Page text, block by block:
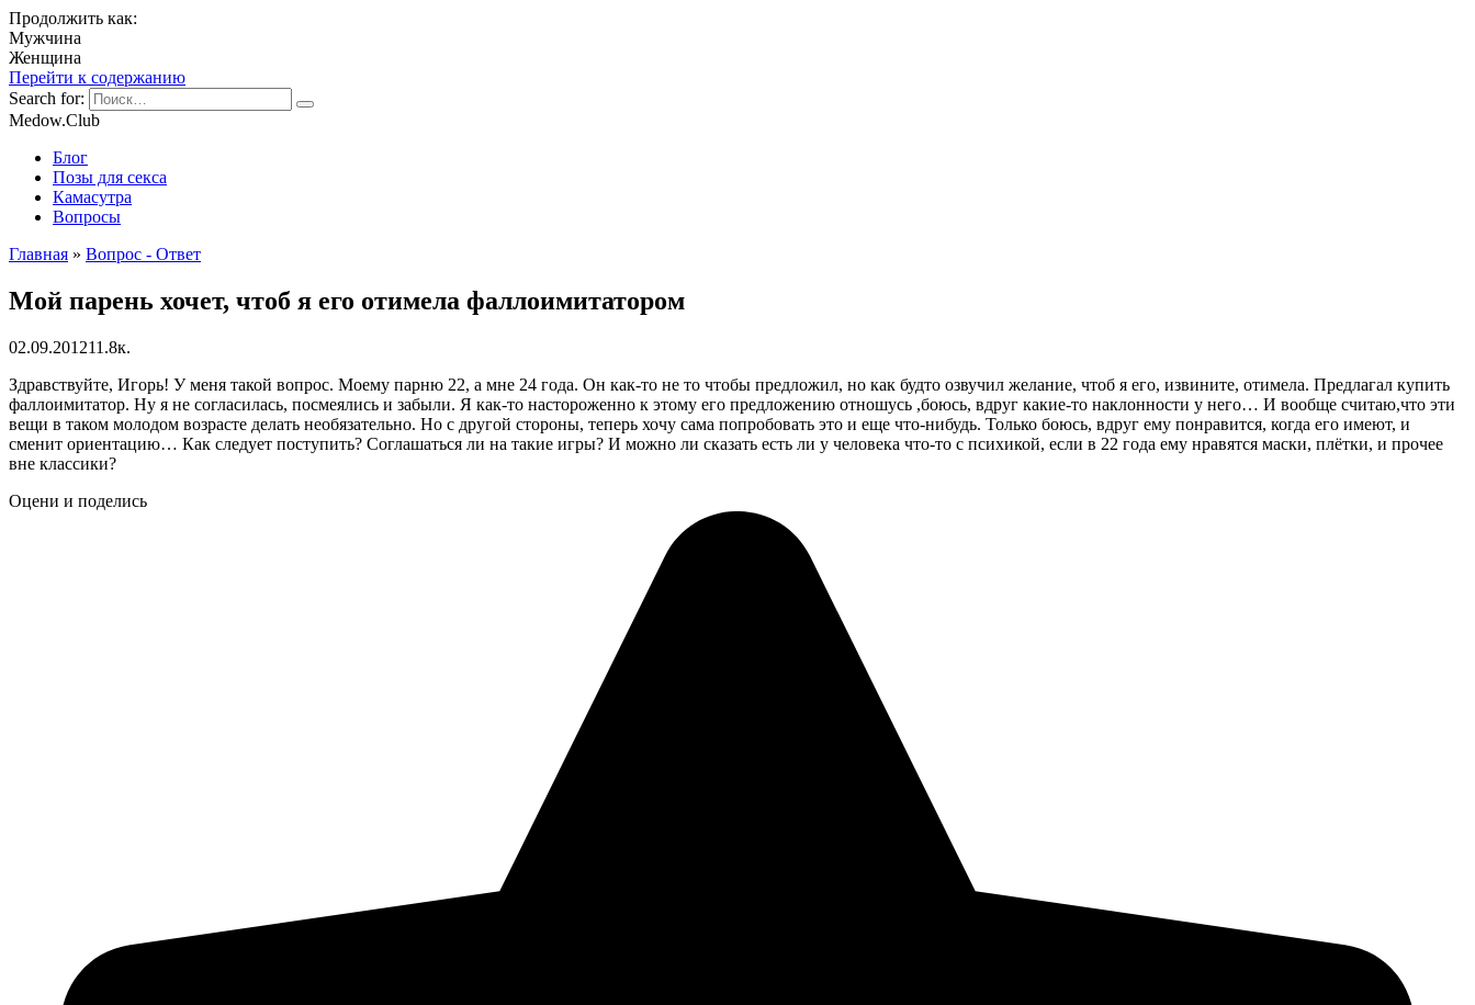
Продолжить как:
Мужчина
Женщина
Перейти к содержанию
Search for:
Medow.Club
Блог
Позы для секса
Камасутра
Вопросы
Главная » Вопрос - Ответ
Мой парень хочет, чтоб я его отимела фаллоимитатором
02.09.201211.8к.
Здравствуйте, Игорь! У меня такой вопрос. Моему парню 22, а мне 24 года. Он как-то не то чтобы предложил, но как будто озвучил желание, чтоб я его, извините, отимела. Предлагал купить
фаллоимитатор. Ну я не согласилась, посмеялись и забыли. Я как-то настороженно к этому его предложению отношусь ,боюсь, вдруг какие-то наклонности у него… И вообще считаю,что эти
вещи в таком молодом возрасте делать необязательно. Но с другой стороны, теперь хочу сама попробовать это и еще что-нибудь. Только боюсь, вдруг ему понравится, когда его имеют, и
сменит ориентацию… Как следует поступить? Соглашаться ли на такие игры? И можно ли сказать есть ли у человека что-то с психикой, если в 22 года ему нравятся маски, плётки, и прочее
вне классики?
Оцени и поделись